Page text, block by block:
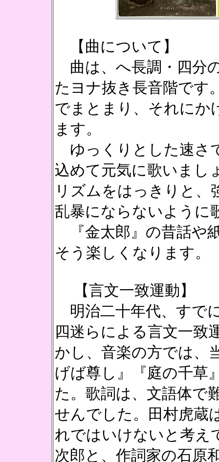
【曲について】
曲は、へ長調・四分
たヨナ抜き長音階です
でまとまり、それにか
ます。
ゆっくりとした速さ
込めて元気に歌いまし
リズムをはっきりと、
乱暴にならないように
『金太郎』の昔話や
そう楽しくなります。
【言文一致運動】
明治二十年代、すで
四迷らによる言文一致
かし、音楽の方では、
げば尊し』『庭の千草
た。歌詞は、文語体で
せんでした。田村虎蔵
れではいけないと考え
次郎と、作詞家の石原